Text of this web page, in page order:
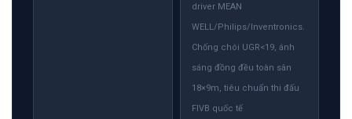
driver MEAN
WELL/Philips/Inventronics.
Chống chói UGR<19, ánh
sáng đồng đều toàn sân
18×9m, tiêu chuẩn thi đấu
FIVB quốc tế